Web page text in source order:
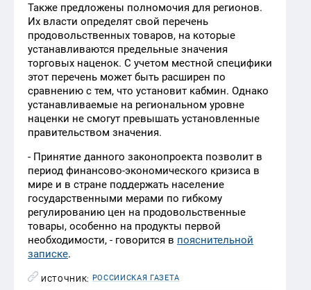
Также предложены полномочия для регионов.
Их власти определят свой перечень
продовольственных товаров, на которые
устанавливаются предельные значения
торговых наценок. С учетом местной специфики
этот перечень может быть расширен по
сравнению с тем, что установит кабмин. Однако
устанавливаемые на региональном уровне
наценки не смогут превышать установленные
правительством значения.
- Принятие данного законопроекта позволит в
период финансово-экономического кризиса в
мире и в стране поддержать население
государственными мерами по гибкому
регулированию цен на продовольственные
товары, особенно на продукты первой
необходимости, - говорится в пояснительной
записке.
ИСТОЧНИК: РОССИЙСКАЯ ГАЗЕТА